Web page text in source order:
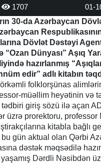
1707
01-
30-da Azərbaycan
Dövlət Dəstəyi
Dünyası” Aşıq
hazırlanmış
edir” adlı kitabın
folklorşünas
müəllim heyətinin və
tədbiri giriş sözü ilə açan
üzrə prorektoru, professor
kitabla bağlı
gün aktual olan Qərbi
dəstək məqsədilə
Dərdli Nəsibdən